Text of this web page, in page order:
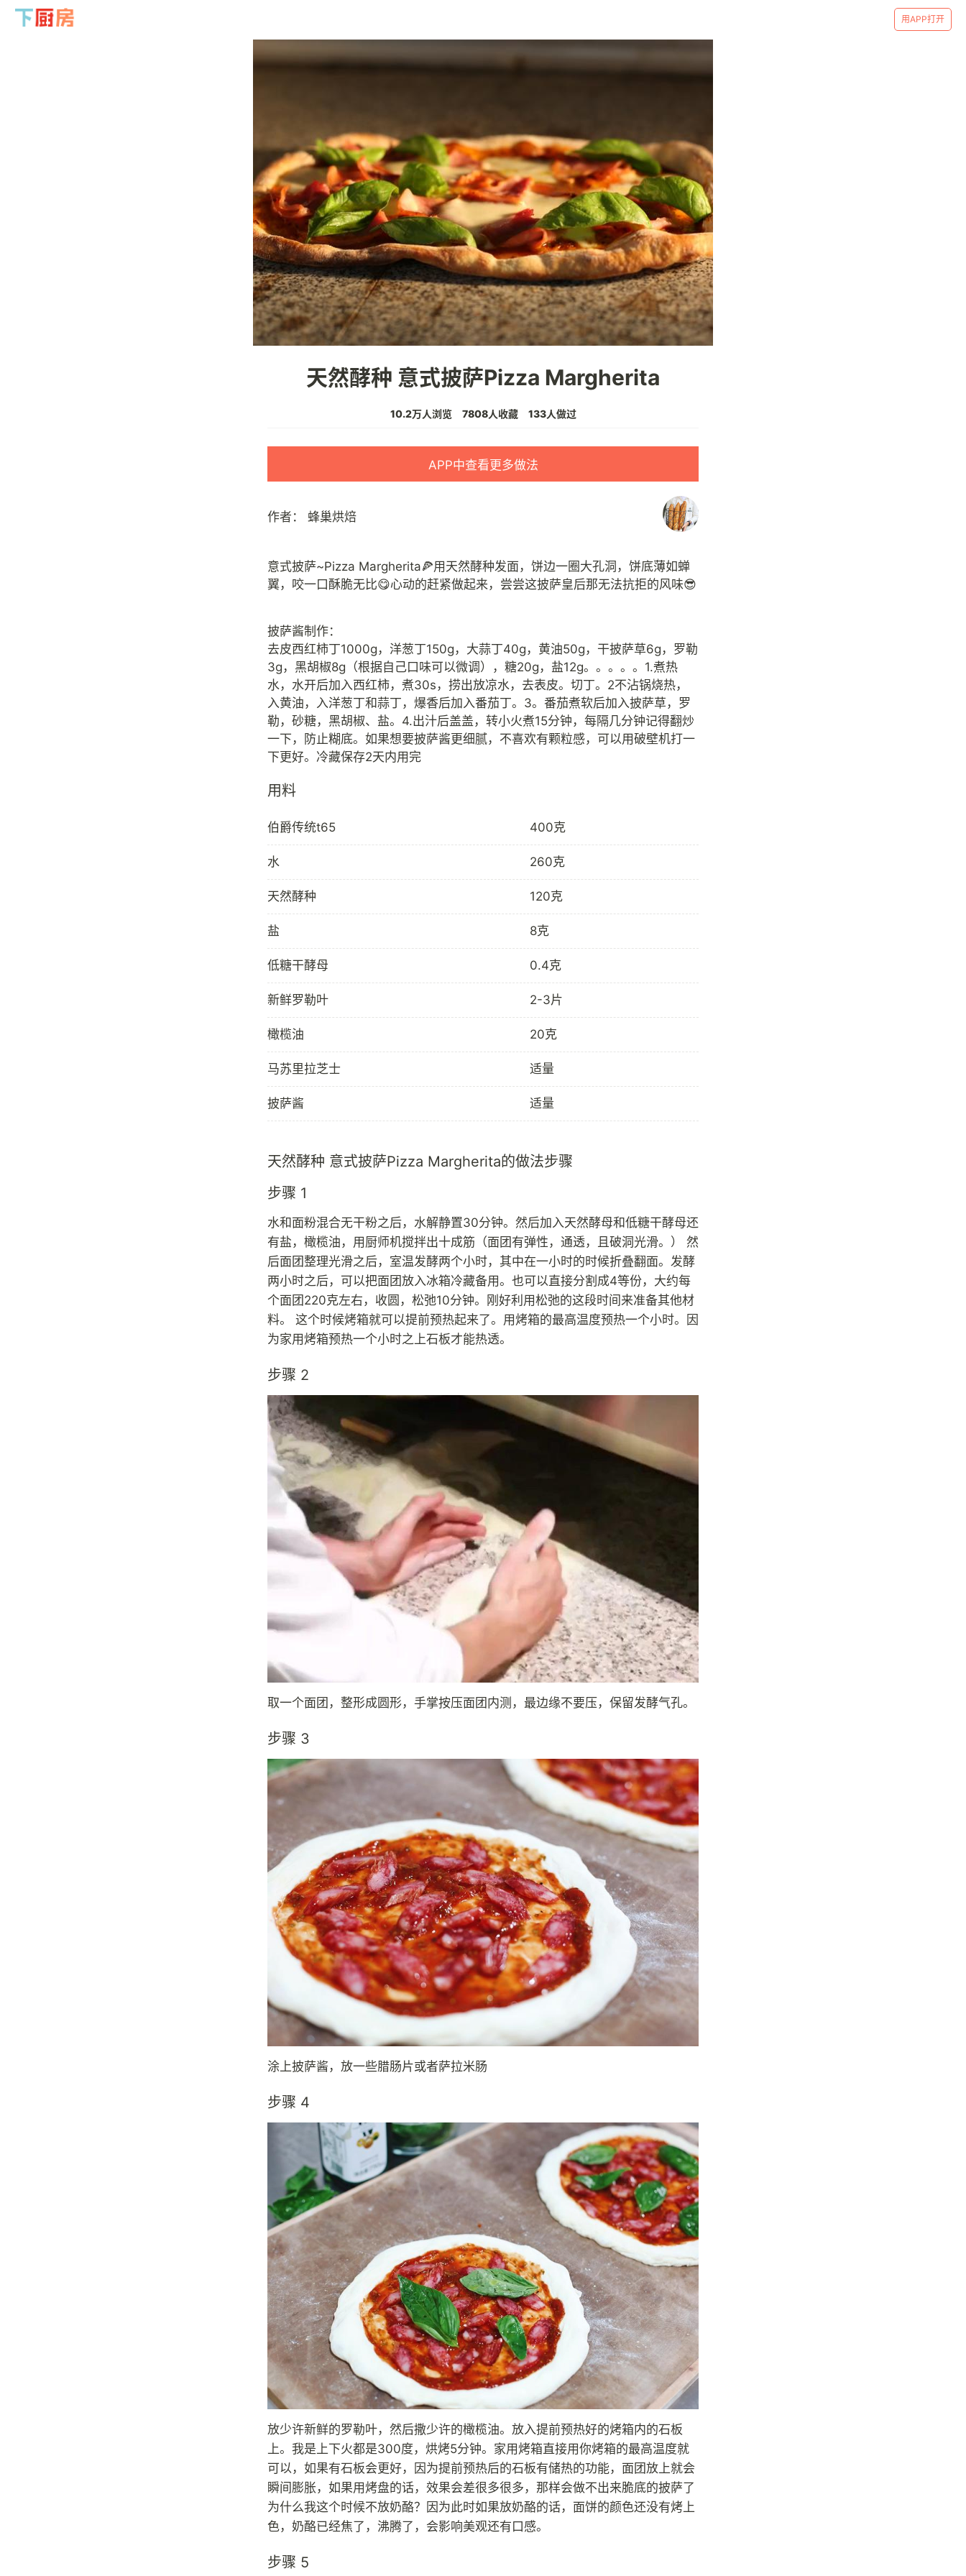
用APP打开
天然酵种 意式披萨Pizza Margherita
10.2万人浏览 7808人收藏 133人做过
APP中查看更多做法
作者： 蜂巢烘焙
意式披萨~Pizza Margherita🍕用天然酵种发面，饼边一圈大孔洞，饼底薄如蝉
翼，咬一口酥脆无比😋心动的赶紧做起来，尝尝这披萨皇后那无法抗拒的风味😎
披萨酱制作：
去皮西红柿丁1000g，洋葱丁150g，大蒜丁40g，黄油50g，干披萨草6g，罗勒
3g，黑胡椒8g（根据自己口味可以微调），糖20g，盐12g。。。。。1.煮热
水，水开后加入西红柿，煮30s，捞出放凉水，去表皮。切丁。2不沾锅烧热，
入黄油，入洋葱丁和蒜丁，爆香后加入番茄丁。3。番茄煮软后加入披萨草，罗
勒，砂糖，黑胡椒、盐。4.出汁后盖盖，转小火煮15分钟，每隔几分钟记得翻炒
一下，防止糊底。如果想要披萨酱更细腻，不喜欢有颗粒感，可以用破壁机打一
用料
伯爵传统t65 400克
水 260克
天然酵种 120克
盐 8克
低糖干酵母 0.4克
新鲜罗勒叶 2-3片
橄榄油 20克
马苏里拉芝士 适量
披萨酱 适量
天然酵种 意式披萨Pizza Margherita的做法步骤
步骤 1
水和面粉混合无干粉之后，水解静置30分钟。然后加入天然酵母和低糖干酵母还
有盐，橄榄油，用厨师机搅拌出十成筋（面团有弹性，通透，且破洞光滑。） 然
后面团整理光滑之后，室温发酵两个小时，其中在一小时的时候折叠翻面。发酵
两小时之后，可以把面团放入冰箱冷藏备用。也可以直接分割成4等份，大约每
个面团220克左右，收圆，松弛10分钟。刚好利用松弛的这段时间来准备其他材
料。 这个时候烤箱就可以提前预热起来了。用烤箱的最高温度预热一个小时。因
为家用烤箱预热一个小时之上石板才能热透。
步骤 2
取一个面团，整形成圆形，手掌按压面团内测，最边缘不要压，保留发酵气孔。
步骤 3
涂上披萨酱，放一些腊肠片或者萨拉米肠
步骤 4
放少许新鲜的罗勒叶，然后撒少许的橄榄油。放入提前预热好的烤箱内的石板
上。我是上下火都是300度，烘烤5分钟。家用烤箱直接用你烤箱的最高温度就
可以，如果有石板会更好，因为提前预热后的石板有储热的功能，面团放上就会
瞬间膨胀，如果用烤盘的话，效果会差很多很多，那样会做不出来脆底的披萨了
为什么我这个时候不放奶酪？因为此时如果放奶酪的话，面饼的颜色还没有烤上
色，奶酪已经焦了，沸腾了，会影响美观还有口感。
步骤 5